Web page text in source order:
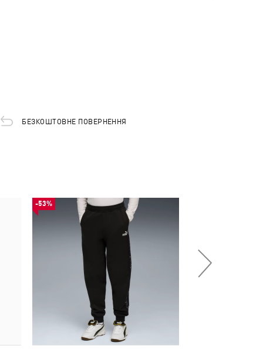
БЕЗКОШТОВНЕ ПОВЕРНЕННЯ
-53%